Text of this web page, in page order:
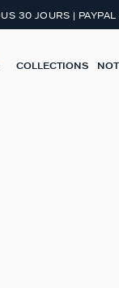
30 JOURS | PAYPAL
COLLECTIONS